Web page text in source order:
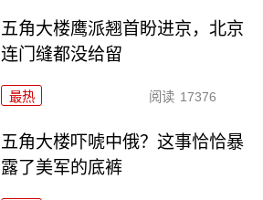
五角大楼鹰派翘首盼进京，北京
连门缝都没给留
最热 阅读 17376
五角大楼吓唬中俄？这事恰恰暴
露了美军的底裤